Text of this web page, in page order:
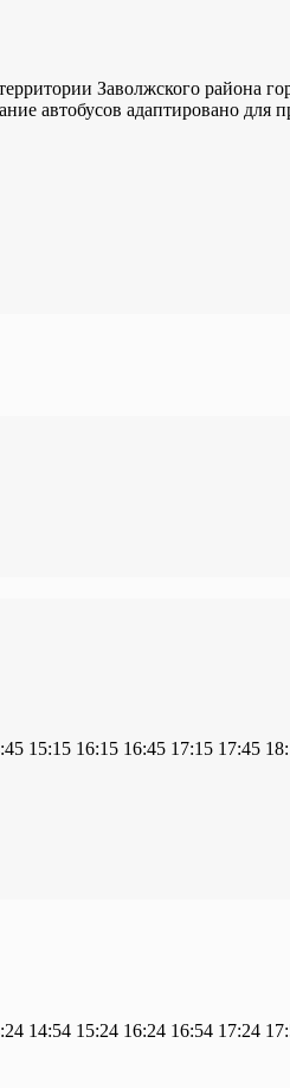
Заволжского района
автобусов адаптировано для
15:15 16:15 16:45 17:15 17:45
14:54 15:24 16:24 16:54 17:24